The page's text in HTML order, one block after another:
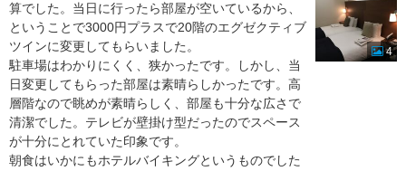
算でした。当日に行ったら部屋が空いているから、
ということで3000円プラスで20階のエグゼクティブ
ツインに変更してもらいました。
駐車場はわかりにくく、狭かったです。しかし、当
日変更してもらった部屋は素晴らしかったです。高
層階なので眺めが素晴らしく、部屋も十分な広さで
清潔でした。テレビが壁掛け型だったのでスペース
が十分にとれていた印象です。
朝食はいかにもホテルバイキングというものでした
4